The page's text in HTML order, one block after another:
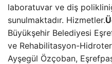
laboratuvar ve diş
sunulmaktadır. Hizmetler.
Büyükşehir Belediyesi
ve Rehabilitasyon-
Ayşegül Özçoban,